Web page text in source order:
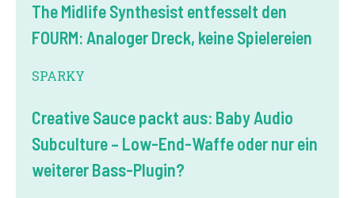
The Midlife Synthesist entfesselt den
FOURM: Analoger Dreck, keine Spielereien
SPARKY
Creative Sauce packt aus: Baby Audio
Subculture – Low-End-Waffe oder nur ein
weiterer Bass-Plugin?